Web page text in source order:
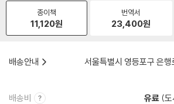
종이책
11,120원
번역서
23,400원
배송안내
서울특별시 영등포구 은
배송비 유료 (